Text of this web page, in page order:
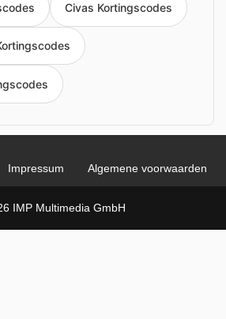
Civas Kortingscodes
Impressum Algemene voorwaarden
IMP Multimedia GmbH